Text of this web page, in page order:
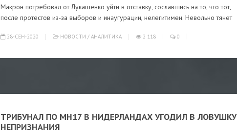
Макрон потребовал от Лукашенко уйти в отставку, сославшись на то, что тот,
после протестов из-за выборов и инаугурации, нелегитимен. Невольно тянет
28-СЕН-2020 НОВОСТИ / АНАЛИТИКА 2 118 0
ТРИБУНАЛ ПО MH17 В НИДЕРЛАНДАХ УГОДИЛ В ЛОВУШКУ
НЕПРИЗНАНИЯ